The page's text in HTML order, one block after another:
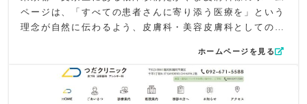
WEB問診・順番受付・オンライン診療をサイドタグで固定
し、ユーザーが必要な手続きへすぐ移動できる利便性を確
SEO対策としては、「池上」「大田区」「皮膚科」「形成
外科」「小児皮膚科」などの地域・診療キーワードを自然
に盛り込み、検索ユーザーの意図に沿った情報配置に。ア
ページは、「すべての患者さんに寄り添う医療を」という
理念が自然に伝わるよう、皮膚科・美容皮膚科としての専
たサイトです。大学病院との連携や、年齢を問わず通院で
きる体制といった安心材料を過不足なく盛り込み、読み手
が“ここなら相談できる”と感じられる情報設計を心がけま
ホームページを見る